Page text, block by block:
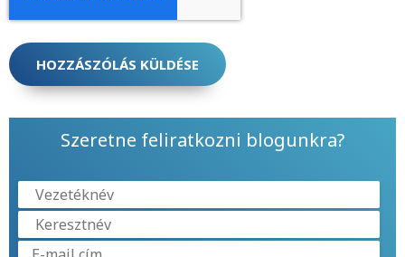
Szeretne feliratkozni blogunkra?